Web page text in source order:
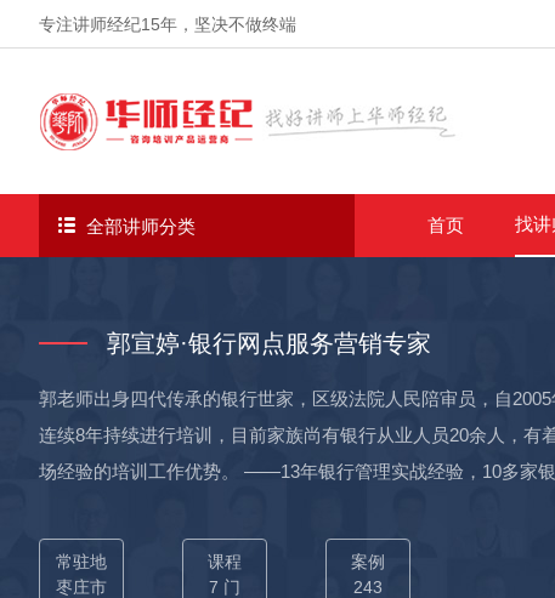
专注讲师经纪15年 ，坚决不做终端
全部讲师分类 首页 找讲
郭宣婷·银行网点服务营销专家
郭老师出身四代传承的银行世家，区级法院人民陪审员，自
连续8年持续进行培训，目前家族尚有银行从业人员20余人，有
场经验的培训工作优势。 ——13年银行管理实战经验，10多家
分行、四川绵阳商业银行适老化辅导、湖北省仙桃农商行、浙
州农商行、江苏省农商行、湖北省农商行等多家公司提供投诉
常驻地
枣庄市
课程
7 门
案例
243